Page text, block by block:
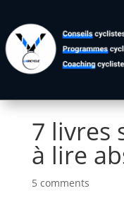
7 livres
à lire
5 comments